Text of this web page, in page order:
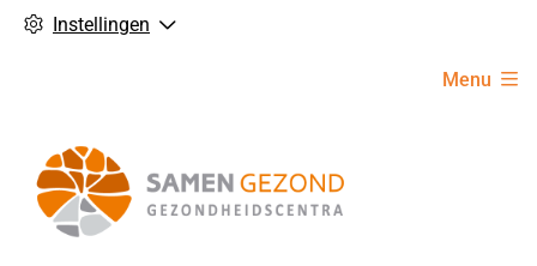
Instellingen
Menu